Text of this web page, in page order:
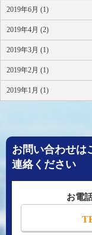
2019年6月 (1)
2019年4月 (2)
2019年3月 (1)
2019年2月 (1)
2019年1月 (1)
お問い合わせは
連絡ください
お電